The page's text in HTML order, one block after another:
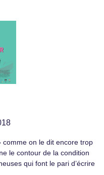
on le dit encore trop
le contour de la condition
qui font le pari d’écrire